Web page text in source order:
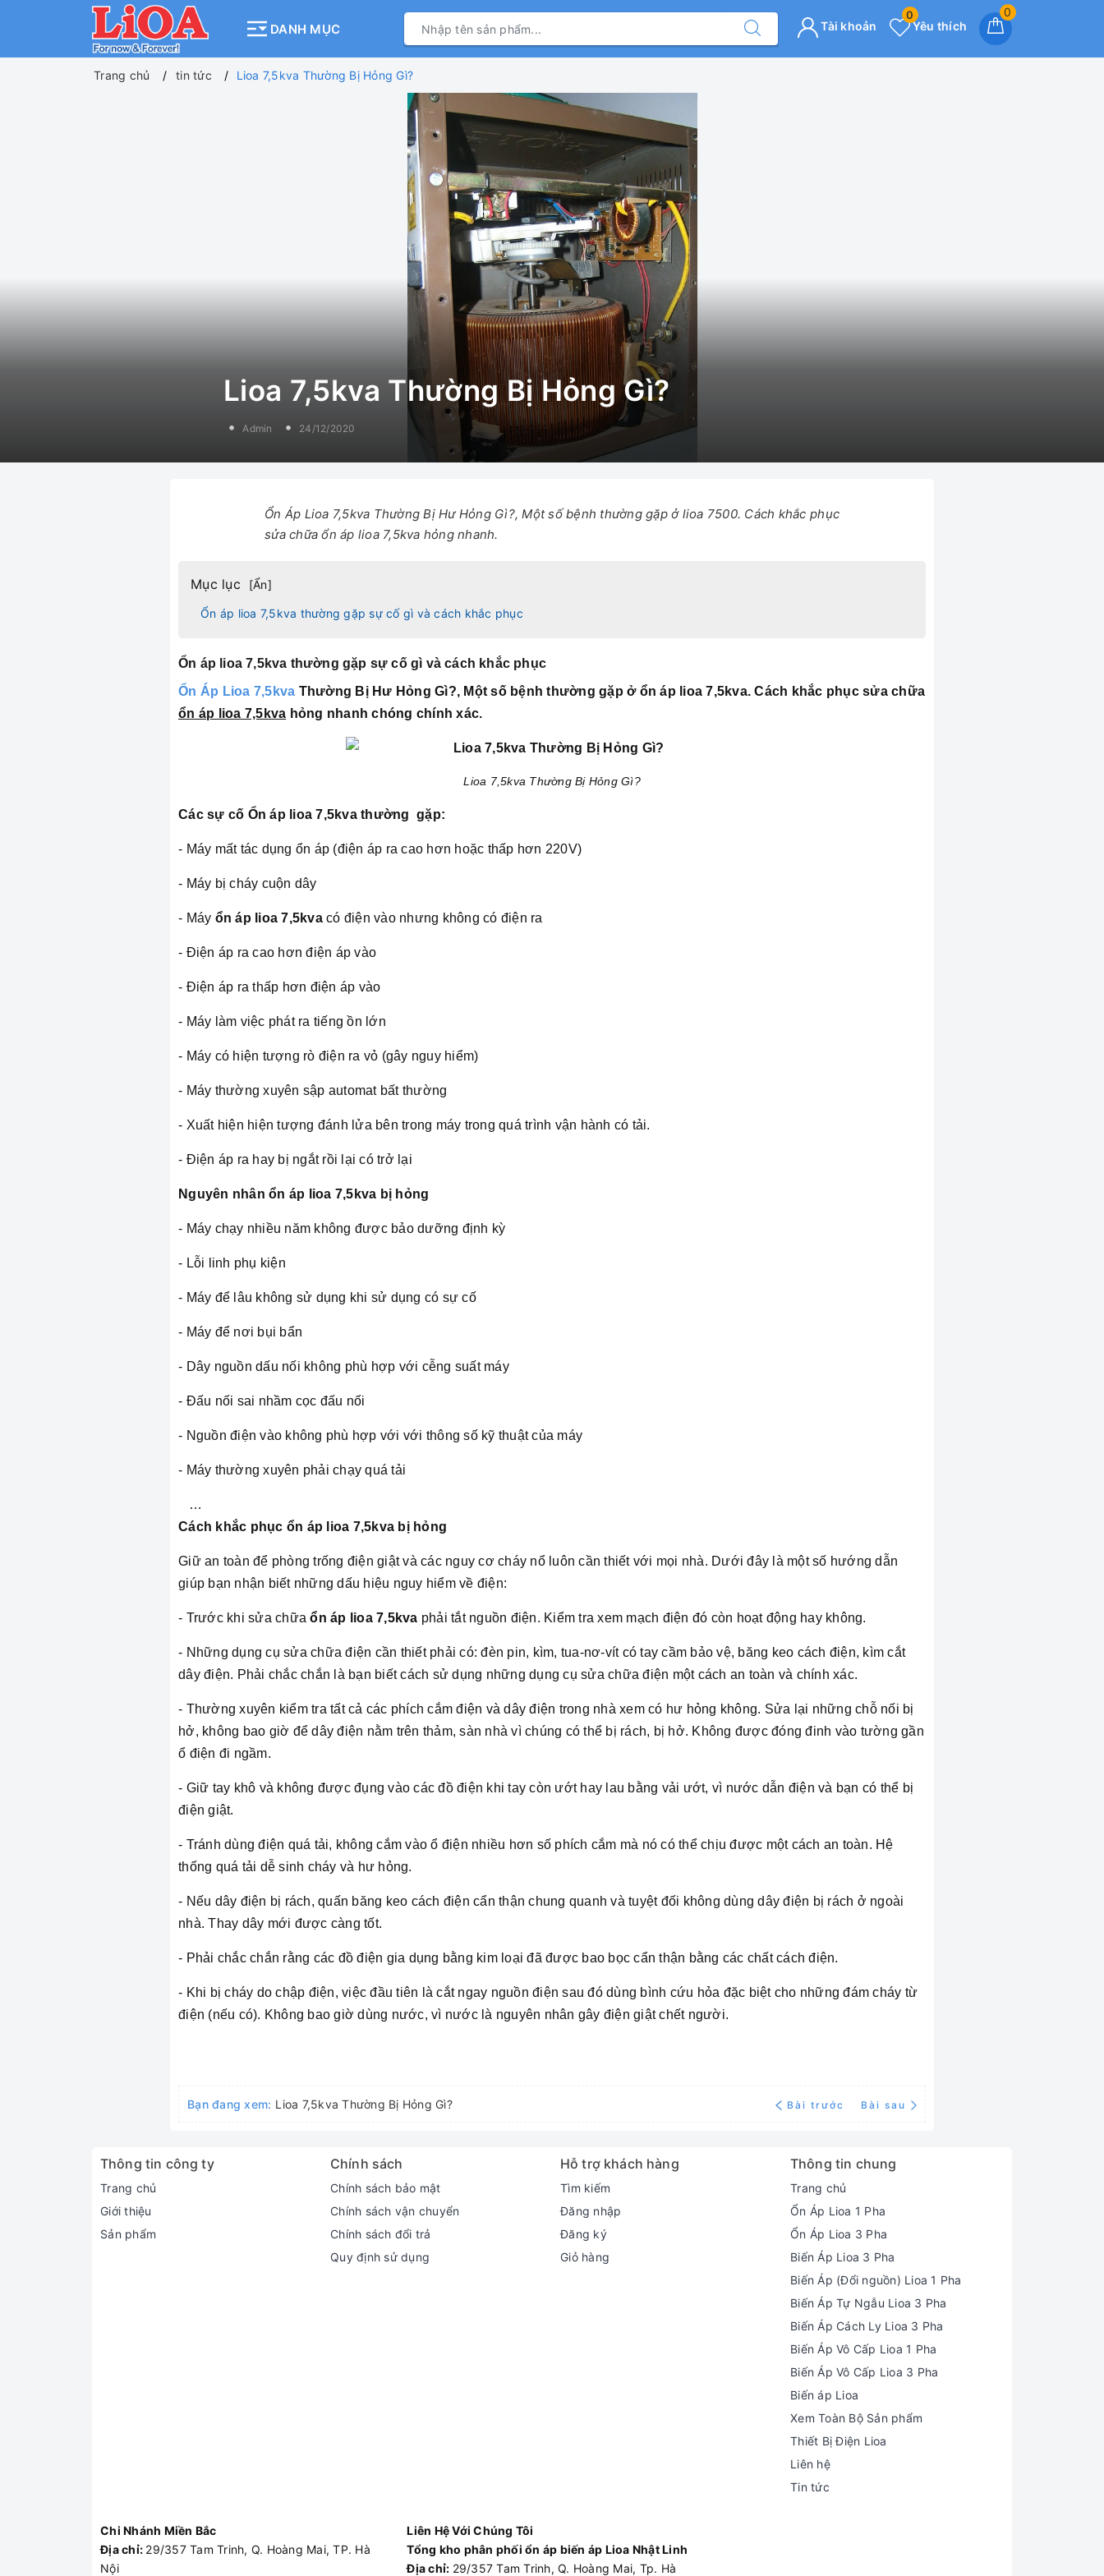
DANH MỤC
0
Yêu thích
0
Tài khoản
Trang chủ tin tức Lioa 7,5kva Thường Bị Hỏng Gì?
Lioa 7,5kva Thường Bị Hỏng Gì?
Admin 24/12/2020
Ổn Áp Lioa 7,5kva Thường Bị Hư Hỏng Gì?, Một số bệnh thường gặp ở lioa 7500. Cách khắc phục
sửa chữa ổn áp lioa 7,5kva hỏng nhanh.
Mục lục [Ẩn]
Ổn áp lioa 7,5kva thường gặp sự cố gì và cách khắc phục
Ổn áp lioa 7,5kva thường gặp sự cố gì và cách khắc phục
Ổn Áp Lioa 7,5kva Thường Bị Hư Hỏng Gì?, Một số bệnh thường gặp ở ổn áp lioa 7,5kva. Cách khắc phục sửa chữa
ổn áp lioa 7,5kva hỏng nhanh chóng chính xác.
Lioa 7,5kva Thường Bị Hỏng Gì?
Các sự cố Ổn áp lioa 7,5kva thường gặp:
- Máy mất tác dụng ổn áp (điện áp ra cao hơn hoặc thấp hơn 220V)
- Máy bị cháy cuộn dây
- Máy ổn áp lioa 7,5kva có điện vào nhưng không có điện ra
- Điện áp ra cao hơn điện áp vào
- Điện áp ra thấp hơn điện áp vào
- Máy làm việc phát ra tiếng ồn lớn
- Máy có hiện tượng rò điện ra vỏ (gây nguy hiểm)
- Máy thường xuyên sập automat bất thường
- Xuất hiện hiện tượng đánh lửa bên trong máy trong quá trình vận hành có tải.
- Điện áp ra hay bị ngắt rồi lại có trở lại
Nguyên nhân ổn áp lioa 7,5kva bị hỏng
- Máy chạy nhiều năm không được bảo dưỡng định kỳ
- Lỗi linh phụ kiện
- Máy để lâu không sử dụng khi sử dụng có sự cố
- Máy để nơi bụi bẩn
- Dây nguồn dấu nối không phù hợp với cễng suất máy
- Đấu nối sai nhầm cọc đấu nối
- Nguồn điện vào không phù hợp với với thông số kỹ thuật của máy
- Máy thường xuyên phải chạy quá tải
…
Cách khắc phục ổn áp lioa 7,5kva bị hỏng
Giữ an toàn để phòng trống điện giật và các nguy cơ cháy nổ luôn cần thiết với mọi nhà. Dưới đây là một số hướng dẫn
giúp bạn nhận biết những dấu hiệu nguy hiểm về điện:
- Trước khi sửa chữaổn áp lioa 7,5kva phải tắt nguồn điện. Kiểm tra xem mạch điện đó còn hoạt động hay không.
- Những dụng cụ sửa chữa điện cần thiết phải có: đèn pin, kìm, tua-nơ-vít có tay cầm bảo vệ, băng keo cách điện, kìm cắt
dây điện. Phải chắc chắn là bạn biết cách sử dụng những dụng cụ sửa chữa điện một cách an toàn và chính xác.
- Thường xuyên kiểm tra tất cả các phích cắm điện và dây điện trong nhà xem có hư hỏng không. Sửa lại những chỗ nối bị
hở, không bao giờ để dây điện nằm trên thảm, sàn nhà vì chúng có thể bị rách, bị hở. Không được đóng đinh vào tường gần
ổ điện đi ngầm.
- Giữ tay khô và không được đụng vào các đồ điện khi tay còn ướt hay lau bằng vải ướt, vì nước dẫn điện và bạn có thể bị
điện giật.
- Tránh dùng điện quá tải, không cắm vào ổ điện nhiều hơn số phích cắm mà nó có thể chịu được một cách an toàn. Hệ
thống quá tải dễ sinh cháy và hư hỏng.
- Nếu dây điện bị rách, quấn băng keo cách điện cẩn thận chung quanh và tuyệt đối không dùng dây điện bị rách ở ngoài
nhà. Thay dây mới được càng tốt.
- Phải chắc chắn rằng các đồ điện gia dụng bằng kim loại đã được bao bọc cẩn thận bằng các chất cách điện.
- Khi bị cháy do chập điện, việc đầu tiên là cắt ngay nguồn điện sau đó dùng bình cứu hỏa đặc biệt cho những đám cháy từ
điện (nếu có). Không bao giờ dùng nước, vì nước là nguyên nhân gây điện giật chết người.
Bạn đang xem: Lioa 7,5kva Thường Bị Hỏng Gì? Bài trước Bài sau
Thông tin công ty
Trang chủ
Giới thiệu
Sản phẩm
Chính sách
Chính sách bảo mật
Chính sách vận chuyển
Chính sách đổi trả
Quy định sử dụng
Hỗ trợ khách hàng
Tìm kiếm
Đăng nhập
Đăng ký
Giỏ hàng
Thông tin chung
Trang chủ
Ổn Áp Lioa 1 Pha
Ổn Áp Lioa 3 Pha
Biến Áp Lioa 3 Pha
Biến Áp (Đổi nguồn) Lioa 1 Pha
Biến Áp Tự Ngẫu Lioa 3 Pha
Biến Áp Cách Ly Lioa 3 Pha
Biến Áp Vô Cấp Lioa 1 Pha
Biến Áp Vô Cấp Lioa 3 Pha
Biến áp Lioa
Xem Toàn Bộ Sản phẩm
Thiết Bị Điện Lioa
Liên hệ
Tin tức
Chi Nhánh Miền Bắc
Địa chỉ: 29/357 Tam Trinh, Q. Hoàng Mai, TP. Hà
Nội
Liên Hệ Với Chúng Tôi
Tổng kho phân phối ổn áp biến áp Lioa Nhật Linh
Địa chỉ: 29/357 Tam Trinh, Q. Hoàng Mai, Tp. Hà